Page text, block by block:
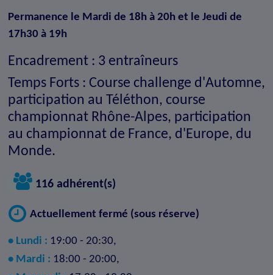
Permanence le Mardi de 18h à 20h et le Jeudi de
17h30 à 19h
Encadrement : 3 entraîneurs
Temps Forts : Course challenge d'Automne,
participation au Téléthon, course
championnat Rhône-Alpes, participation
au championnat de France, d'Europe, du
Monde.
116 adhérent(s)
Actuellement fermé (sous réserve)
• Lundi : 19:00 - 20:30,
• Mardi : 18:00 - 20:00,